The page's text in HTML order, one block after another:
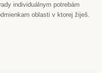
individuálnym potrebám
oblasti v ktorej žiješ.